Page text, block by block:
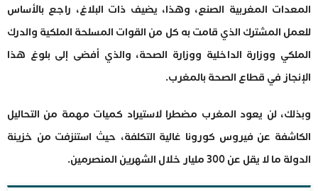
المعدات المغربية الصنع، وهذا، يضيف ذات البلاغ، راجع بالأساس
للعمل المشترك الذي قامت به كل من القوات المسلحة الملكية والدرك
الملكي ووزارة الداخلية ووزارة الصحة، والذي أفضى إلى بلوغ هذا
الإنجاز في قطاع الصحة بالمغرب.
وبذلك، لن يعود المغرب مضطرا لاستيراد كميات مهمة من التحاليل
الكاشفة عن فيروس كورونا غالية التكلفة، حيث استنزفت من خزينة
الدولة ما لا يقل عن 300 مليار خلال الشهرين المنصرمين.